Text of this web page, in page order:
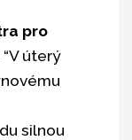
pro
“V úterý
silnou